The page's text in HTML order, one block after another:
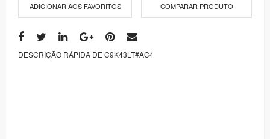
ADICIONAR AOS FAVORITOS COMPARAR PRODUTO
DESCRIÇÃO RÁPIDA DE C9K43LT#AC4